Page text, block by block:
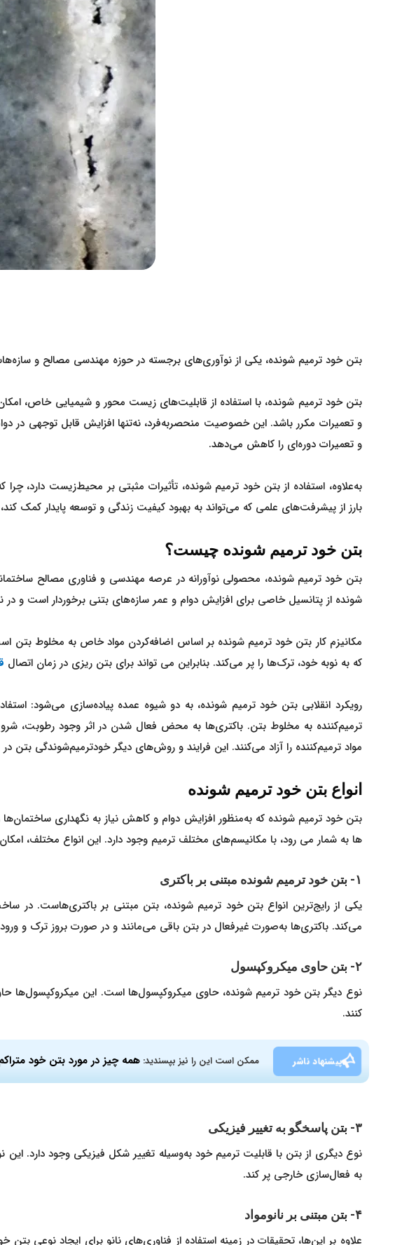
بتن خود ترمیم شونده، یکی از نوآوری‌های برجسته در حوزه مهندسی مصالح و
بتن خود ترمیم شونده، با استفاده از قابلیت‌های زیست محور و شیمیایی خاص،
و تعمیرات مکرر باشد. این خصوصیت منحصربه‌فرد، نه‌تنها افزایش قابل توجهی در
و تعمیرات دوره‌ای را کاهش می‌دهد.
به‌علاوه، استفاده از بتن خود ترمیم شونده، تأثیرات مثبتی بر محیط‌زیست دارد،
بارز از پیشرفت‌های علمی که می‌تواند به بهبود کیفیت زندگی و توسعه پایدار کمک
بتن خود ترمیم شونده چیست؟
بتن خود ترمیم شونده، محصولی نوآورانه در عرصه مهندسی و فناوری مصالح
شونده از پتانسیل خاصی برای افزایش دوام و عمر سازه‌های بتنی برخوردار است و
مکانیزم کار بتن خود ترمیم شونده بر اساس اضافه‌کردن مواد خاص به مخلوط بتن
که به نوبه خود، ترک‌ها را پر می‌کند. بنابراین می تواند برای بتن ریزی در زمان اتصال
رویکرد انقلابی بتن خود ترمیم شونده، به دو شیوه عمده پیاده‌سازی می‌شود:
ترمیم‌کننده به مخلوط بتن. باکتری‌ها به محض فعال شدن در اثر وجود رطوبت،
مواد ترمیم‌کننده را آزاد می‌کنند. این فرایند و روش‌های دیگر خودترمیم‌شوندگی
انواع بتن خود ترمیم شونده
بتن خود ترمیم شونده که به‌منظور افزایش دوام و کاهش نیاز به نگهداری
ها به شمار می رود، با مکانیسم‌های مختلف ترمیم وجود دارد. این انواع مختلف،
۱- بتن خود ترمیم شونده مبتنی بر باکتری
یکی از رایج‌ترین انواع بتن خود ترمیم شونده، بتن مبتنی بر باکتری‌هاست. در
می‌کند. باکتری‌ها به‌صورت غیرفعال در بتن باقی می‌مانند و در صورت بروز ترک و
۲- بتن حاوی میکروکپسول
نوع دیگر بتن خود ترمیم شونده، حاوی میکروکپسول‌ها است. این میکروکپسول‌ها
کنند.
پیشنهاد ناشر ممکن است این را نیز بپسندید: همه چیز در مورد بتن خود
۳- بتن پاسخگو به تغییر فیزیکی
نوع دیگری از بتن با قابلیت ترمیم خود به‌وسیله تغییر شکل فیزیکی وجود دارد.
به فعال‌سازی خارجی پر کند.
۴- بتن مبتنی بر نانومواد
علاوه بر این‌ها، تحقیقات در زمینه استفاده از فناوری‌های نانو برای ایجاد نوعی بتن